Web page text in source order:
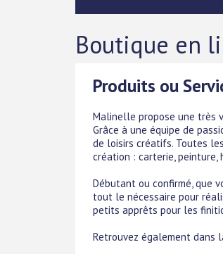
Boutique en
Produits ou
Malinelle propose une très
Grâce à une équipe de
de loisirs créatifs. Toutes
création : carterie, peinture,
Débutant ou confirmé, que
tout le nécessaire pour
petits apprêts pour les
Retrouvez également dans